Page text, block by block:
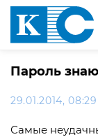
Пароль
29.01.2014, 08:29
Самые